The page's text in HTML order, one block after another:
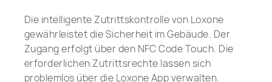
Die intelligente Zutrittskontrolle von Loxone
gewährleistet die Sicherheit im Gebäude. Der
Zugang erfolgt über den NFC Code Touch. Die
erforderlichen Zutrittsrechte lassen sich
problemlos über die Loxone App verwalten.